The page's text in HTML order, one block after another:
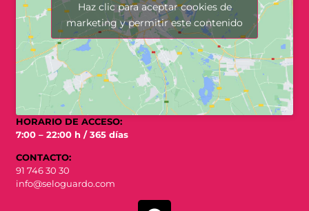
Haz clic para aceptar cookies de
marketing y permitir este contenido
HORARIO DE ACCESO:
7:00 – 22:00 h / 365 días
CONTACTO:
91 746 30 30
info@seloguardo.com